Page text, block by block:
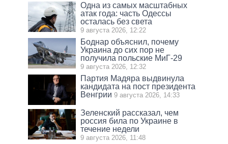
Одна из самых масштабных
атак года: часть Одессы
осталась без света
9 августа 2026, 12:22
Боднар объяснил, почему
Украина до сих пор не
получила польские МиГ-29
9 августа 2026, 12:32
Партия Мадяра выдвинула
кандидата на пост президента
Венгрии 9 августа 2026, 14:33
Зеленский рассказал, чем
россия била по Украине в
течение недели
9 августа 2026, 11:48